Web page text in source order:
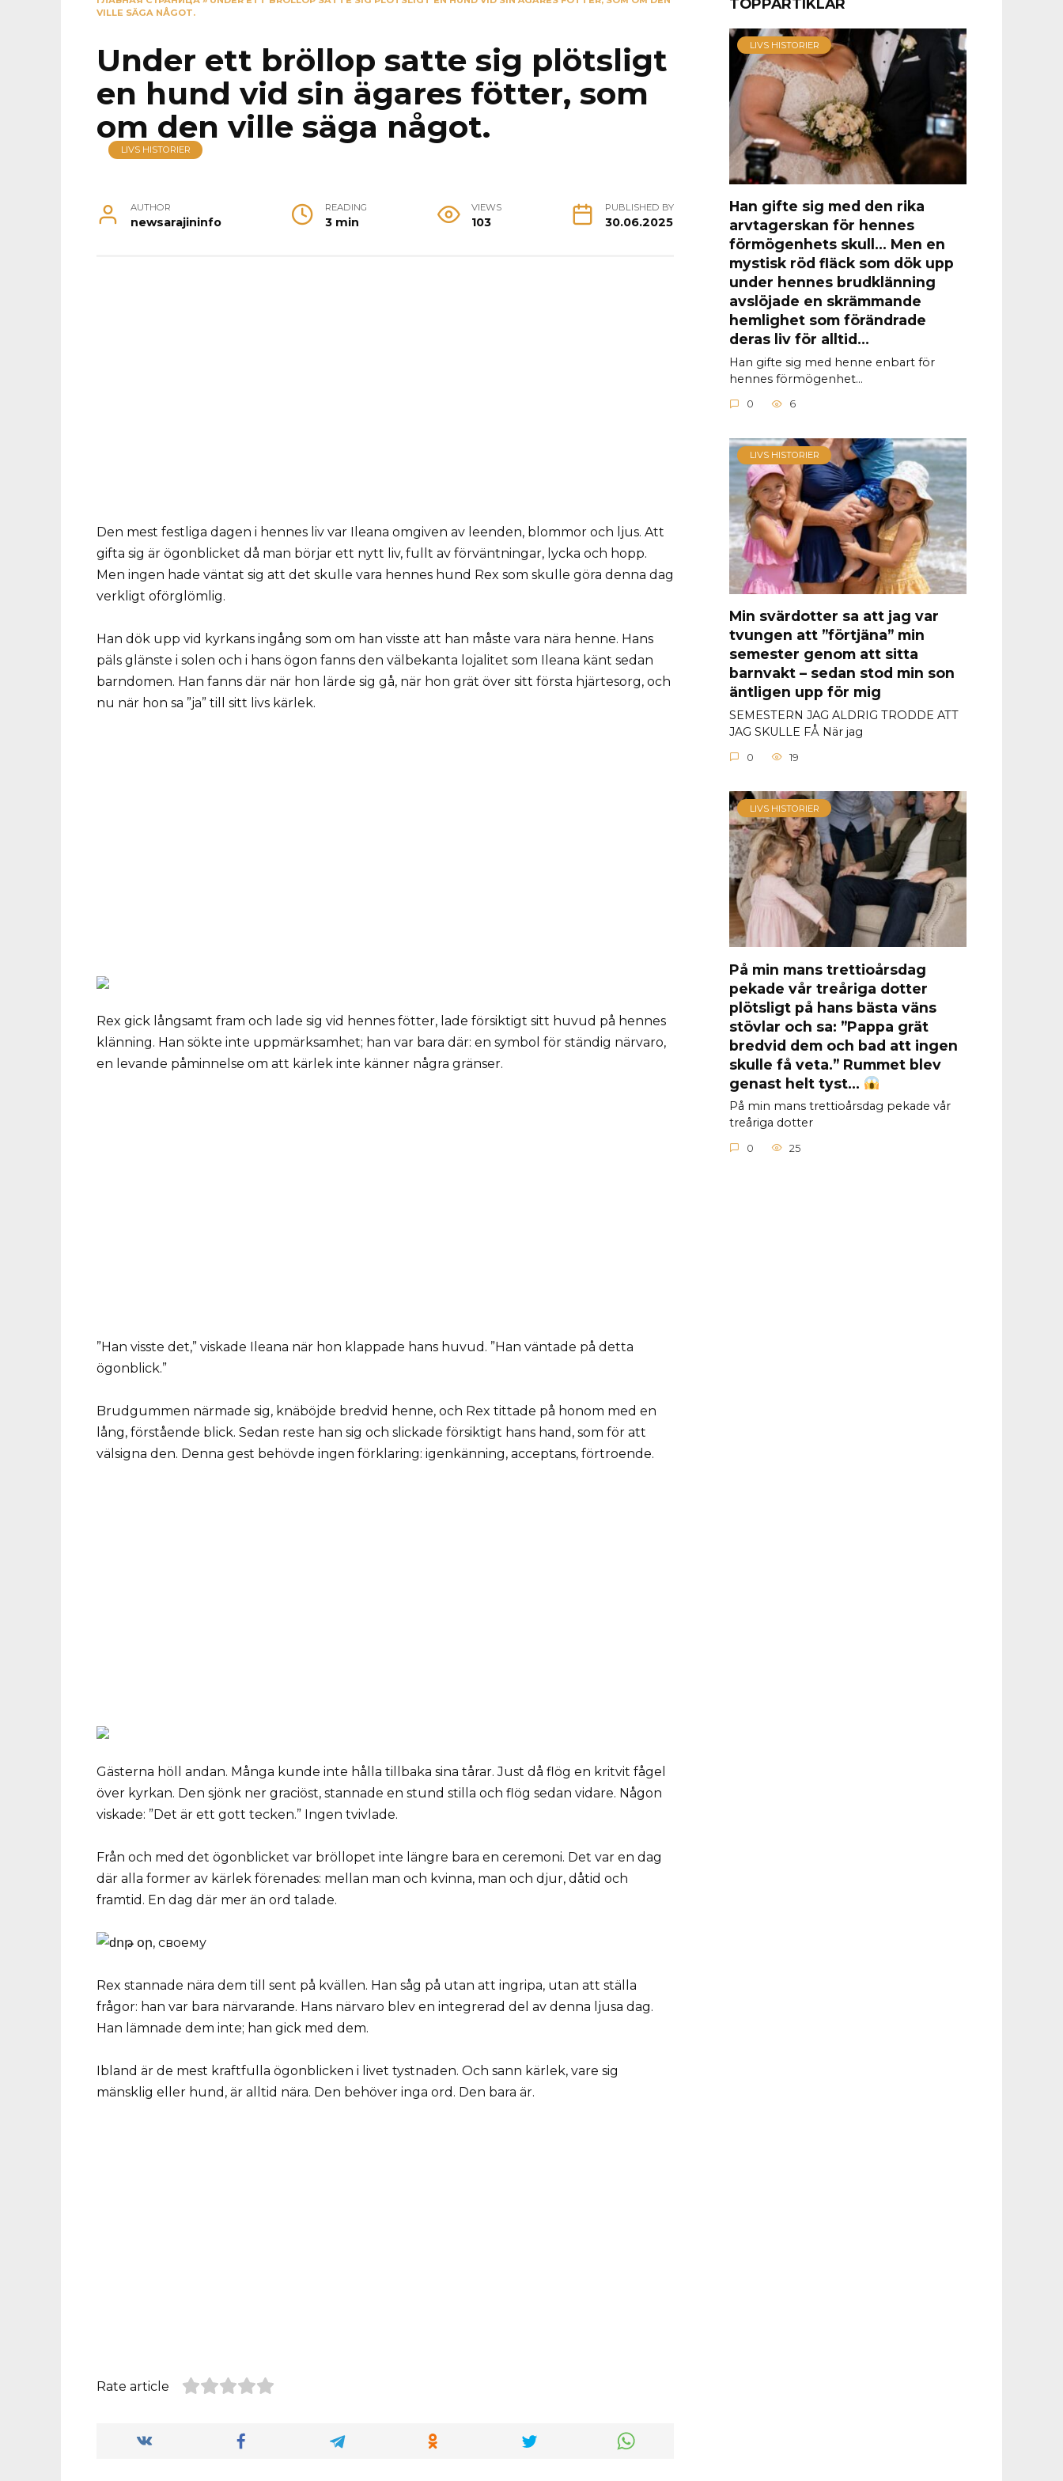
VILLE SÄGA NÅGOT.
Under ett bröllop satte sig plötsligt
en hund vid sin ägares fötter, som
om den ville säga något.
LIVS HISTORIER
AUTHOR
newsarajininfo
READING
3 min
VIEWS
103
PUBLISHED BY
30.06.2025
Den mest festliga dagen i hennes liv var Ileana omgiven av leenden, blommor och ljus. Att
gifta sig är ögonblicket då man börjar ett nytt liv, fullt av förväntningar, lycka och hopp.
Men ingen hade väntat sig att det skulle vara hennes hund Rex som skulle göra denna dag
verkligt oförglömlig.
Han dök upp vid kyrkans ingång som om han visste att han måste vara nära henne. Hans
päls glänste i solen och i hans ögon fanns den välbekanta lojalitet som Ileana känt sedan
barndomen. Han fanns där när hon lärde sig gå, när hon grät över sitt första hjärtesorg, och
nu när hon sa ”ja” till sitt livs kärlek.
Rex gick långsamt fram och lade sig vid hennes fötter, lade försiktigt sitt huvud på hennes
klänning. Han sökte inte uppmärksamhet; han var bara där: en symbol för ständig närvaro,
en levande påminnelse om att kärlek inte känner några gränser.
”Han visste det,” viskade Ileana när hon klappade hans huvud. ”Han väntade på detta
ögonblick.”
Brudgummen närmade sig, knäböjde bredvid henne, och Rex tittade på honom med en
lång, förstående blick. Sedan reste han sig och slickade försiktigt hans hand, som för att
välsigna den. Denna gest behövde ingen förklaring: igenkänning, acceptans, förtroende.
Gästerna höll andan. Många kunde inte hålla tillbaka sina tårar. Just då flög en kritvit fågel
över kyrkan. Den sjönk ner graciöst, stannade en stund stilla och flög sedan vidare. Någon
viskade: ”Det är ett gott tecken.” Ingen tvivlade.
Från och med det ögonblicket var bröllopet inte längre bara en ceremoni. Det var en dag
där alla former av kärlek förenades: mellan man och kvinna, man och djur, dåtid och
framtid. En dag där mer än ord talade.
Rex stannade nära dem till sent på kvällen. Han såg på utan att ingripa, utan att ställa
frågor: han var bara närvarande. Hans närvaro blev en integrerad del av denna ljusa dag.
Han lämnade dem inte; han gick med dem.
Ibland är de mest kraftfulla ögonblicken i livet tystnaden. Och sann kärlek, vare sig
mänsklig eller hund, är alltid nära. Den behöver inga ord. Den bara är.
Rate article
TOPPARTIKLAR
LIVS HISTORIER
Han gifte sig med den rika
arvtagerskan för hennes
förmögenhets skull… Men en
mystisk röd fläck som dök upp
under hennes brudklänning
avslöjade en skrämmande
hemlighet som förändrade
deras liv för alltid…
Han gifte sig med henne enbart för
hennes förmögenhet…
0 6
LIVS HISTORIER
Min svärdotter sa att jag var
tvungen att ”förtjäna” min
semester genom att sitta
barnvakt – sedan stod min son
äntligen upp för mig
SEMESTERN JAG ALDRIG TRODDE ATT
JAG SKULLE FÅ När jag
0 19
LIVS HISTORIER
På min mans trettioårsdag
pekade vår treåriga dotter
plötsligt på hans bästa väns
stövlar och sa: ”Pappa grät
bredvid dem och bad att ingen
skulle få veta.” Rummet blev
genast helt tyst…
På min mans trettioårsdag pekade vår
treåriga dotter
0 25